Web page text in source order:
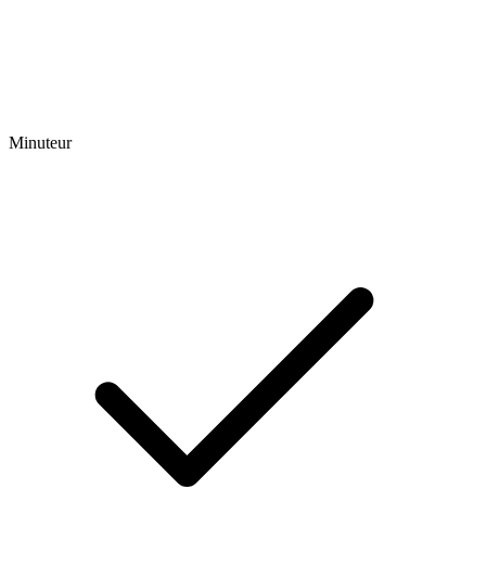
Minuteur